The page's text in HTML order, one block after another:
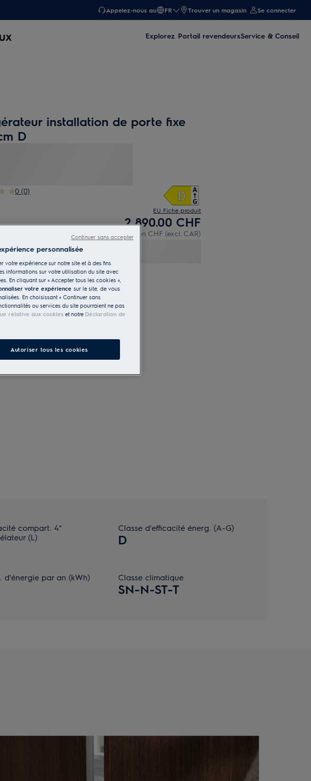
Appelez-nous au FR Trouver un magasin Se connecter
Explorez Portail revendeursService & Conseil
installation de porte fixe
D
0 (0)
EU Fiche produit
2 890.00 CHF
PVR incl. IVA en CHF (excl. CAR)
compart. 4*
(L)
Classe d'efficacité énerg. (A-G)
D
d'énergie par an (kWh) Classe climatique
SN-N-ST-T
personnalisée
votre expérience sur notre site et à des fins
informations sur votre utilisation du site avec
En cliquant sur « Accepter tous les cookies »,
votre expérience sur le site, de vous
En choisissant « Continuer sans
ou services du site pourraient ne pas
relative aux cookies et notre Déclaration de
Autoriser tous les cookies
Continuer sans accepter